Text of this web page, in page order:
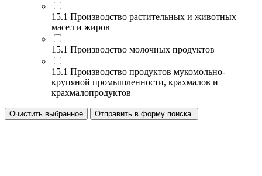
15.1 Производство растительных и животных
масел и жиров
15.1 Производство молочных продуктов
15.1 Производство продуктов мукомольно-
крупяной промышленности, крахмалов и
крахмалопродуктов